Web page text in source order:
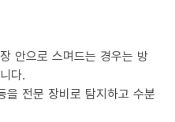
안으로 스며드는 경우는 방
다.
을 전문 장비로 탐지하고 수분